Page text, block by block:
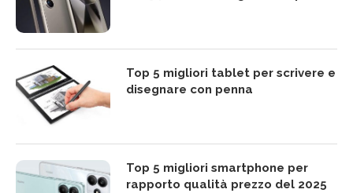
Top 5 migliori tablet per scrivere e
disegnare con penna
Top 5 migliori smartphone per
rapporto qualità prezzo del 2025